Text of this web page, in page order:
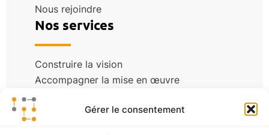
Gérer le consentement
Nous rejoindre
Nos services
Construire la vision
Accompagner la mise en œuvre
Nos centres d’excellence
Blog